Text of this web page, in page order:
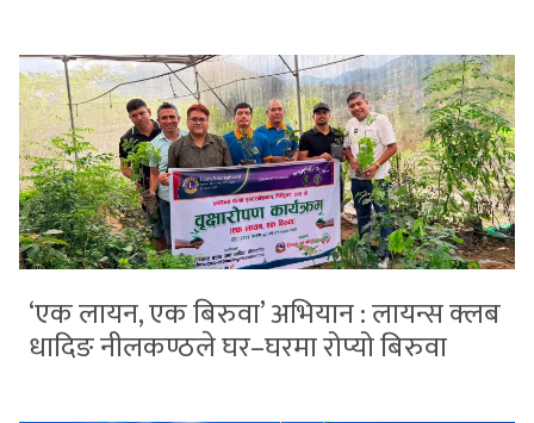
‘एक लायन, एक बिरुवा’ अभियान : लायन्स क्लब
धादिङ नीलकण्ठले घर–घरमा रोप्यो बिरुवा